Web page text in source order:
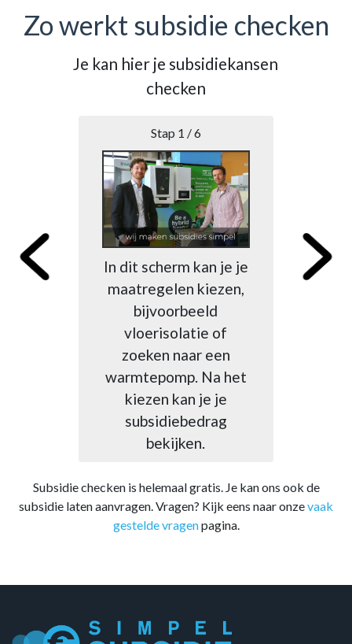
Zo werkt subsidie checken
Je kan hier je subsidiekansen
checken
Stap 1 / 6
In dit scherm kan je je
maatregelen kiezen,
bijvoorbeeld
vloerisolatie of
zoeken naar een
warmtepomp. Na het
kiezen kan je je
subsidiebedrag
bekijken.
Subsidie checken is helemaal gratis. Je kan ons ook de
subsidie laten aanvragen. Vragen? Kijk eens naar onzevaak
gestelde vragenpagina.